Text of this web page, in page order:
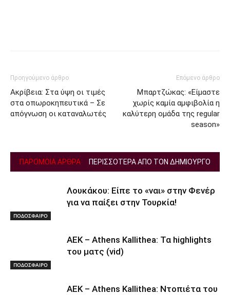
Προηγούμενο άρθρο
Ακρίβεια: Στα ύψη οι τιμές
στα οπωροκηπευτικά – Σε
απόγνωση οι καταναλωτές
Επόμενο άρθρο
Μπαρτζώκας: «Είμαστε
χωρίς καμία αμφιβολία η
καλύτερη ομάδα της regular
season»
ΠΑΡΟΜΟΙΑ ΑΡΘΡΑ ΠΕΡΙΣΣΟΤΕΡΑ ΑΠΟ ΤΟΝ ΔΗΜΙΟΥΡΓΟ
ΠΟΔΟΣΦΑΙΡΟ
Λουκάκου: Είπε το «ναι» στην Φενέρ
για να παίξει στην Τουρκία!
ΠΟΔΟΣΦΑΙΡΟ
ΑΕΚ – Athens Kallithea: Τα highlights
του ματς (vid)
ΑΕΚ – Athens Kallithea: Ντοπιέτα του